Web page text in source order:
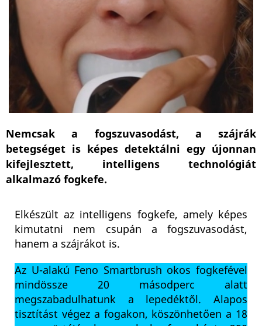
Nemcsak a fogszuvasodást, a szájrák
betegséget is képes detektálni egy újonnan
kifejlesztett, intelligens technológiát
alkalmazó fogkefe.
Elkészült az intelligens fogkefe, amely képes
kimutatni nem csupán a fogszuvasodást,
hanem a szájrákot is.
Az U-alakú Feno Smartbrush okos fogkefével
mindössze 20 másodperc alatt
megszabadulhatunk a lepedéktől. Alapos
tisztítást végez a fogakon, köszönhetően a 18